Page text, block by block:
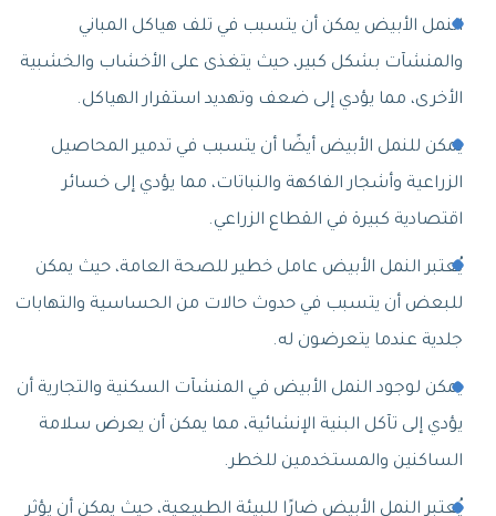
النمل الأبيض يمكن أن يتسبب في تلف هياكل المباني
والمنشآت بشكل كبير، حيث يتغذى على الأخشاب والخشبية
الأخرى، مما يؤدي إلى ضعف وتهديد استقرار الهياكل.
يمكن للنمل الأبيض أيضًا أن يتسبب في تدمير المحاصيل
الزراعية وأشجار الفاكهة والنباتات، مما يؤدي إلى خسائر
اقتصادية كبيرة في القطاع الزراعي.
يُعتبر النمل الأبيض عامل خطير للصحة العامة، حيث يمكن
للبعض أن يتسبب في حدوث حالات من الحساسية والتهابات
جلدية عندما يتعرضون له.
يمكن لوجود النمل الأبيض في المنشآت السكنية والتجارية أن
يؤدي إلى تآكل البنية الإنشائية، مما يمكن أن يعرض سلامة
الساكنين والمستخدمين للخطر.
يُعتبر النمل الأبيض ضارًا للبيئة الطبيعية، حيث يمكن أن يؤثر